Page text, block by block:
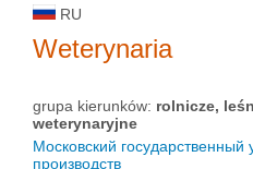
RU
Weterynaria
grupa kierunków: rolnicze,
weterynaryjne
Московский
производств